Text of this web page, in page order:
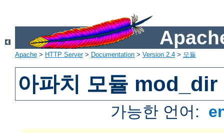
Apache > HTTP Server> Documentation > Version 2.4 > 모듈
아파치 모듈 mod_dir
가능한 언어: